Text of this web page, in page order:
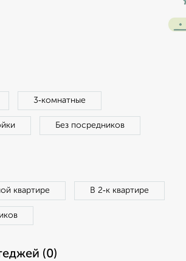
3‑комнатные
Без посредников
квартире В 2‑к квартире
(0)